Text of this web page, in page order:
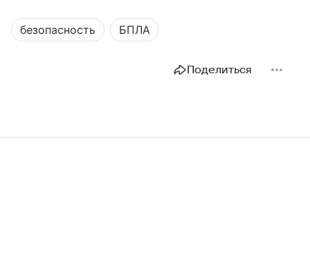
безопасность БПЛА
Поделиться